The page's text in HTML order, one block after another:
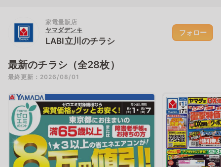
家電量販店
ヤマダデンキ
LABI立川のチラシ
フォロー
最新のチラシ（全28枚）
最終更新：2026/08/01